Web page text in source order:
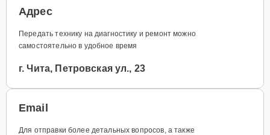
Адрес
Передать технику на диагностику и ремонт можно
самостоятельно в удобное время
г. Чита, Петровская ул., 23
Email
Для отправки более детальных вопросов, а также